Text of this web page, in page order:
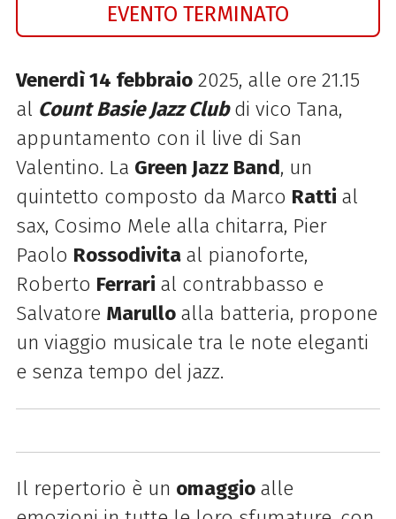
EVENTO TERMINATO
Venerdì 14 febbraio2025, alle ore 21.15
al Count Basie Jazz Clubdi vico Tana,
appuntamento con il live di San
Valentino. La Green Jazz Band, un
quintetto composto da Marco Ratti al
sax, Cosimo Mele alla chitarra, Pier
Paolo Rossodivita al pianoforte,
Roberto Ferrari al contrabbasso e
Salvatore Marullo alla batteria, propone
un viaggio musicale tra le note eleganti
e senza tempo del jazz.
Il repertorio è un omaggio alle